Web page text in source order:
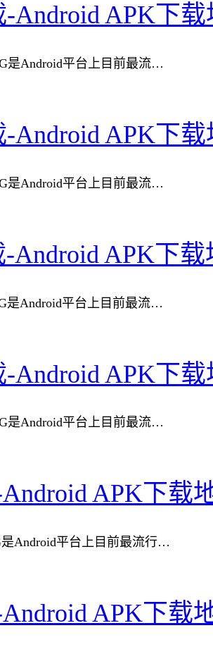
Android APK下
是Android平台上目前最流…
Android APK下
是Android平台上目前最流…
Android APK下载
是Android平台上目前最流…
Android APK下载
是Android平台上目前最流…
APK下载
是Android平台上目前最流行…
APK下载